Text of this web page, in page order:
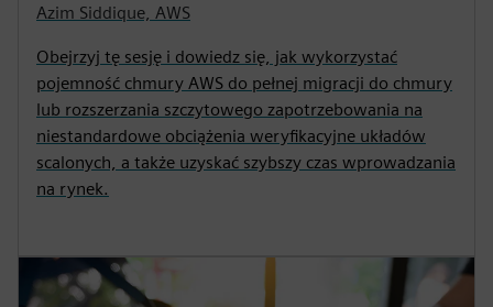
Azim Siddique, AWS
Obejrzyj tę sesję i dowiedz się, jak wykorzystać
pojemność chmury AWS do pełnej migracji do chmury
lub rozszerzania szczytowego zapotrzebowania na
niestandardowe obciążenia weryfikacyjne układów
scalonych, a także uzyskać szybszy czas wprowadzania
na rynek.